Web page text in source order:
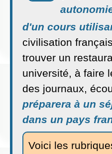
d'un cours
civilisation
trouver un
université, à faire
des journaux,
préparera à un
dans un pays
Voici les